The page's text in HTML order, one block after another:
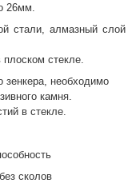
26мм.
стали, алмазный слой
стекле.
зенкера, необходимо
камня.
в стекле.
сколов